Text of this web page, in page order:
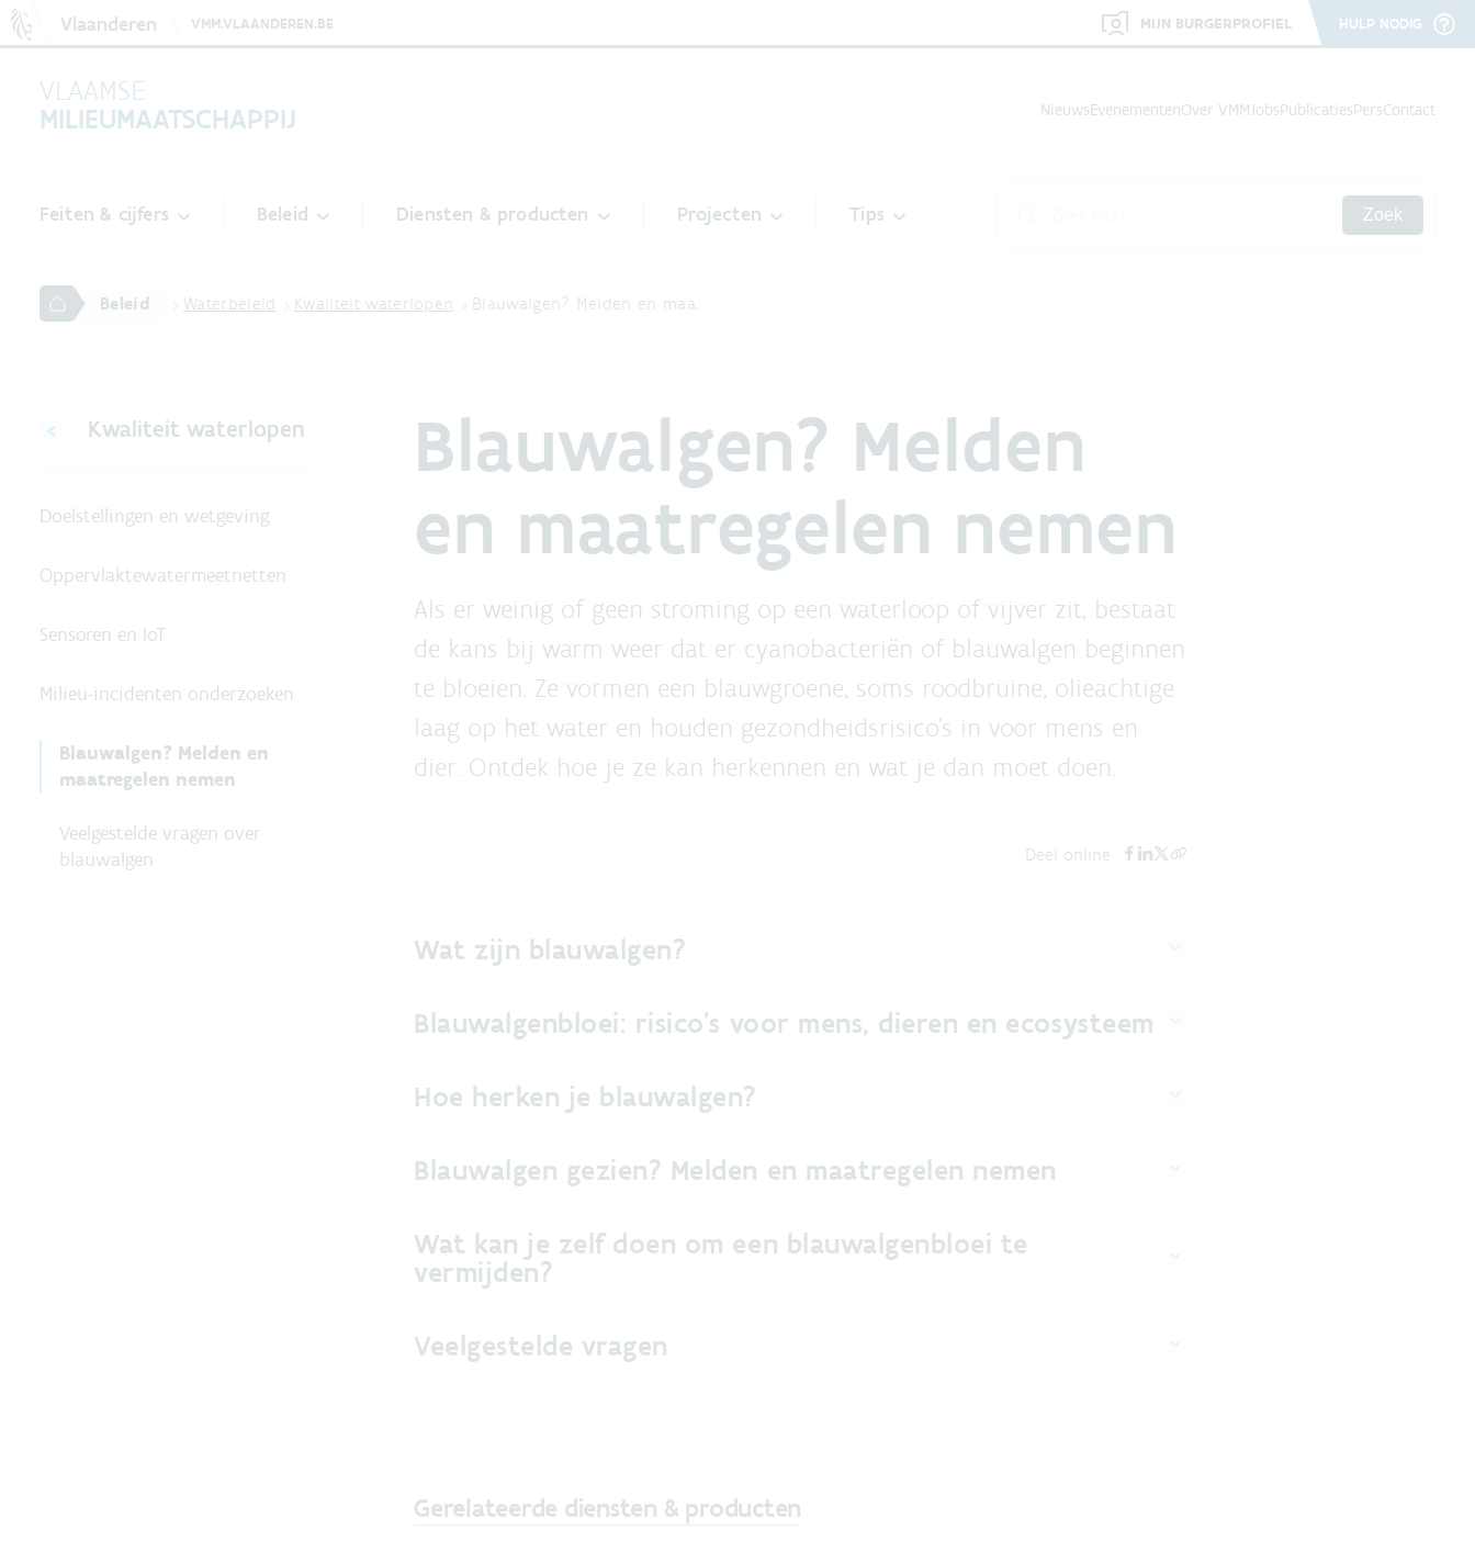
Vlaanderen VMM.VLAANDEREN.BE MIJN BURGERPROFIEL HULP NODIG
VLAAMSE
MILIEUMAATSCHAPPIJ
NieuwsEvenementenOver VMMJobsPublicatiesPersContact
Feiten & cijfers Beleid Diensten & producten Projecten Tips Zoek
Beleid Waterbeleid Kwaliteit waterlopen Blauwalgen? Melden en maa…
Kwaliteit waterlopen
Doelstellingen en wetgeving
Oppervlaktewatermeetnetten
Sensoren en IoT
Milieu-incidenten onderzoeken
Blauwalgen? Melden en
maatregelen nemen
Veelgestelde vragen over
blauwalgen
Blauwalgen? Melden
en maatregelen nemen
Als er weinig of geen stroming op een waterloop of vijver zit, bestaat
de kans bij warm weer dat er cyanobacteriën of blauwalgen beginnen
te bloeien. Ze vormen een blauwgroene, soms roodbruine, olieachtige
laag op het water en houden gezondheidsrisico's in voor mens en
dier. Ontdek hoe je ze kan herkennen en wat je dan moet doen.
Deel online
Wat zijn blauwalgen?
Blauwalgenbloei: risico's voor mens, dieren en ecosysteem
Hoe herken je blauwalgen?
Blauwalgen gezien? Melden en maatregelen nemen
Wat kan je zelf doen om een blauwalgenbloei te
vermijden?
Veelgestelde vragen
Gerelateerde diensten & producten